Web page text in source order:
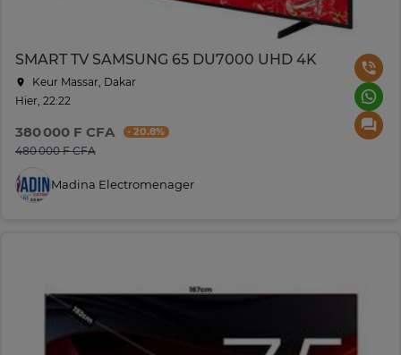
SMART TV SAMSUNG 65 DU7000 UHD 4K
Keur Massar, Dakar
Hier, 22:22
380 000 F CFA - 20.8%
480 000 F CFA
Madina Electromenager